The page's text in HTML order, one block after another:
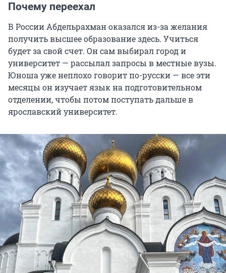
Почему переехал
В России Абдельрахман оказался из-за желания
получить высшее образование здесь. Учиться
будет за свой счет. Он сам выбирал город и
университет — рассылал запросы в местные вузы.
Юноша уже неплохо говорит по-русски — все эти
месяцы он изучает язык на подготовительном
отделении, чтобы потом поступать дальше в
ярославский университет.